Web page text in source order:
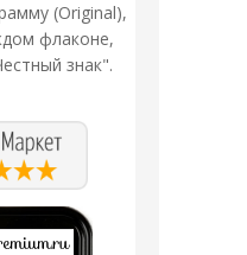
(Original),
флаконе,
знак".